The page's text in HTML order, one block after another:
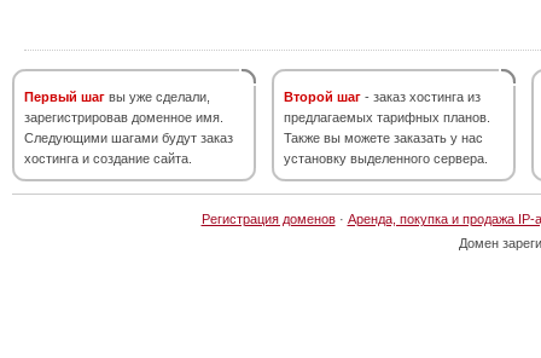
Первый шаг вы уже сделали,
зарегистрировав доменное имя.
Следующими шагами будут заказ
хостинга и создание сайта.
Второй шаг - заказ хостинга из
предлагаемых тарифных планов.
Также вы можете заказать у нас
установку выделенного сервера.
Регистрация доменов· Аренда, покупка и продажа IP-
Домен